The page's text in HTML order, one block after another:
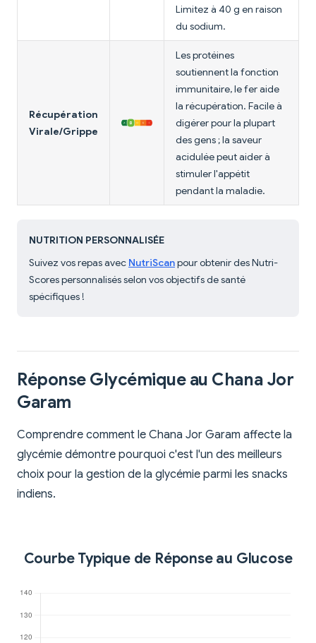
Limitez à 40 g en raison
du sodium.
Récupération
Virale/Grippe
Les protéines
soutiennent la fonction
immunitaire, le fer aide
la récupération. Facile à
digérer pour la plupart
des gens ; la saveur
acidulée peut aider à
stimuler l'appétit
pendant la maladie.
NUTRITION PERSONNALISÉE
Suivez vos repas avec NutriScanpour obtenir des Nutri-
Scores personnalisés selon vos objectifs de santé
spécifiques !
Réponse Glycémique au Chana Jor
Garam
Comprendre comment le Chana Jor Garam affecte la
glycémie démontre pourquoi c'est l'un des meilleurs
choix pour la gestion de la glycémie parmi les snacks
indiens.
Courbe Typique de Réponse au Glucose